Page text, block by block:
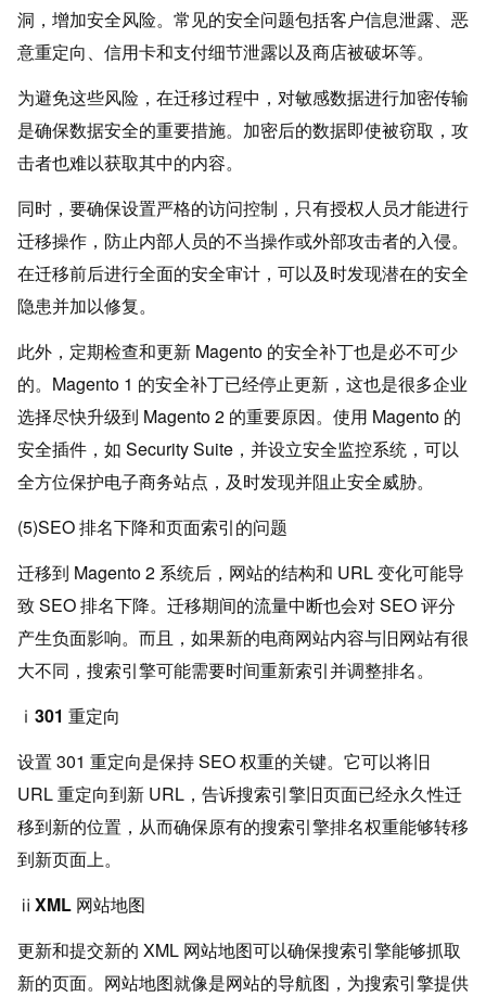
洞，增加安全风险。常见的安全问题包括客户信息泄露、恶
意重定向、信用卡和支付细节泄露以及商店被破坏等。
为避免这些风险，在迁移过程中，对敏感数据进行加密传输
是确保数据安全的重要措施。加密后的数据即使被窃取，攻
击者也难以获取其中的内容。
同时，要确保设置严格的访问控制，只有授权人员才能进行
迁移操作，防止内部人员的不当操作或外部攻击者的入侵。
在迁移前后进行全面的安全审计，可以及时发现潜在的安全
隐患并加以修复。
此外，定期检查和更新 Magento 的安全补丁也是必不可少
的。Magento 1 的安全补丁已经停止更新，这也是很多企业
选择尽快升级到 Magento 2 的重要原因。使用 Magento 的
安全插件，如 Security Suite，并设立安全监控系统，可以
全方位保护电子商务站点，及时发现并阻止安全威胁。
(5)SEO 排名下降和页面索引的问题
迁移到 Magento 2 系统后，网站的结构和 URL 变化可能导
致 SEO 排名下降。迁移期间的流量中断也会对 SEO 评分
产生负面影响。而且，如果新的电商网站内容与旧网站有很
大不同，搜索引擎可能需要时间重新索引并调整排名。
ⅰ301 重定向
设置 301 重定向是保持 SEO 权重的关键。它可以将旧
URL 重定向到新 URL，告诉搜索引擎旧页面已经永久性迁
移到新的位置，从而确保原有的搜索引擎排名权重能够转移
到新页面上。
ⅱXML 网站地图
更新和提交新的 XML 网站地图可以确保搜索引擎能够抓取
新的页面。网站地图就像是网站的导航图，为搜索引擎提供